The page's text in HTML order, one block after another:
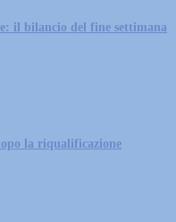
il bilancio del fine settimana
la riqualificazione